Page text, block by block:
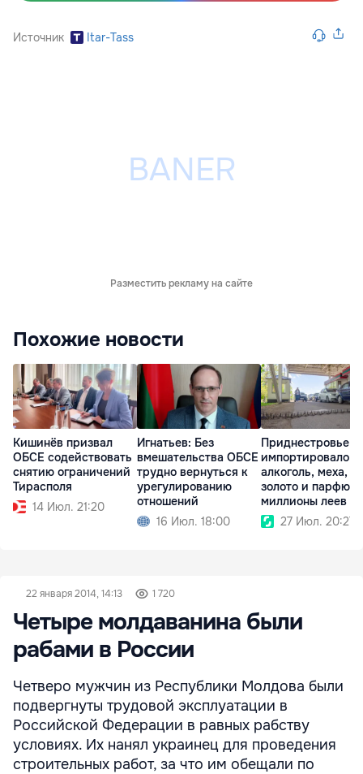
Источник Itar-Tass
Разместить рекламу на сайте
Похожие новости
Кишинёв призвал
ОБСЕ содействовать
снятию ограничений
Тирасполя
14 Июл. 21:20
Игнатьев: Без
вмешательства ОБСЕ
трудно вернуться к
урегулированию
отношений
16 Июл. 18:00
Приднестровье
импортировало
алкоголь, меха,
золото и парфюм
миллионы леев
27 Июл. 20:27
22 января 2014, 14:13 1 720
Четыре молдаванина были
рабами в России
Четверо мужчин из Республики Молдова были
подвергнуты трудовой эксплуатации в
Российской Федерации в равных рабству
условиях. Их нанял украинец для проведения
строительных работ, за что им обещали по